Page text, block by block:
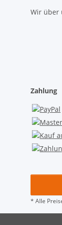
Wir über
Zahlung
* Alle